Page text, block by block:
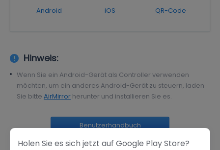
Android iOS QR-Code
Hinweis:
Wenn Sie ein Android-Gerät als Controller verwenden
möchten, um ein anderes Android-Gerät zu steuern, laden
Sie bitte AirMirror herunter und installieren Sie es.
Benutzerhandbuch
Holen Sie es sich jetzt auf Google Play Store?